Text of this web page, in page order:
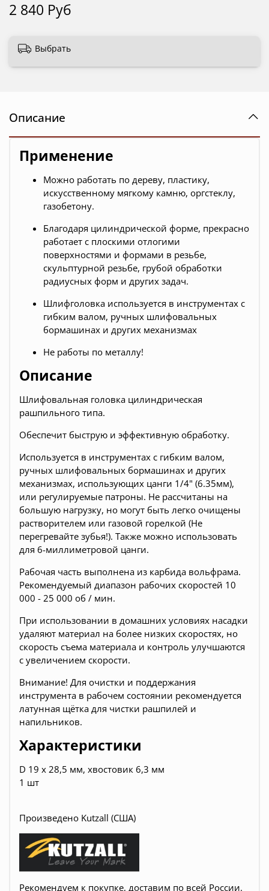
2 840 Руб
Выбрать
Описание
Применение
Можно работать по дереву, пластику,
искусственному мягкому камню, оргстеклу,
газобетону.
Благодаря цилиндрической форме, прекрасно
работает с плоскими отлогими
поверхностями и формами в резьбе,
скульптурной резьбе, грубой обработки
радиусных форм и других задач.
Шлифголовка используется в инструментах с
гибким валом, ручных шлифовальных
бормашинах и других механизмах
Не работы по металлу!
Описание
Шлифовальная головка цилиндрическая
рашпильного типа.
Обеспечит быструю и эффективную обработку.
Используется в инструментах с гибким валом,
ручных шлифовальных бормашинах и других
механизмах, использующих цанги 1/4" (6.35мм),
или регулируемые патроны. Не рассчитаны на
большую нагрузку, но могут быть легко очищены
растворителем или газовой горелкой (Не
перегревайте зубья!). Также можно использовать
для 6-миллиметровой цанги.
Рабочая часть выполнена из карбида вольфрама.
Рекомендуемый диапазон рабочих скоростей 10
000 - 25 000 об / мин.
При использовании в домашних условиях насадки
удаляют материал на более низких скоростях, но
скорость съема материала и контроль улучшаются
с увеличением скорости.
Внимание! Для очистки и поддержания
инструмента в рабочем состоянии рекомендуется
латунная щётка для чистки рашпилей и
напильников.
Характеристики
D 19 х 28,5 мм, хвостовик 6,3 мм
1 шт
Произведено Kutzall (США)
Рекомендуем к покупке, доставим по всей России.